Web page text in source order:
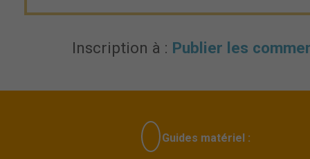
Inscription à : Publier les
Guides matériel :